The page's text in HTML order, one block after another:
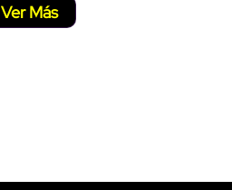
Ver Más